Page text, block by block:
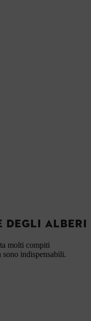
DEGLI ALBERI
molti compiti
indispensabili.